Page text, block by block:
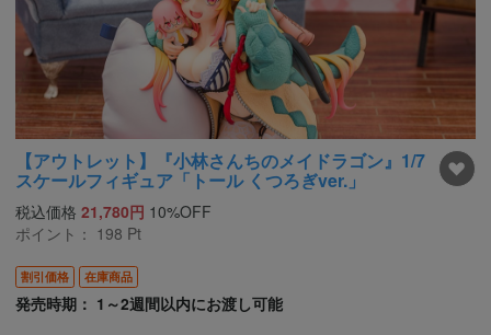
【アウトレット】『小林さんちのメイドラゴン』1/7
スケールフィギュア「トール くつろぎver.」
税込価格 21,780円 10%OFF
ポイント： 198 Pt
割引価格 在庫商品
発売時期： 1～2週間以内にお渡し可能